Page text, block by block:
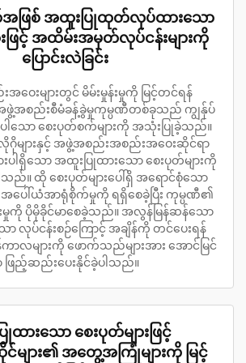
ဖြစ် အထူးပြုထုတ်လုပ်ထားသော
ဖြင့် အထိမ်းအမှတ်လုပ်ငန်းများကို
ပြောင်းလဲခြင်း
ဝေးများတွင် မိမ်းမှုန်းမှုကို မြင့်တင်ရန်
ဖွဲ့အစည်းစီမံခန့်ခွဲမှုကုမ္ပဏီတစ်ခုသည် ကျွန်ုပ်
ပါသော စေးပုတ်စက်များကို အသုံးပြုခဲ့သည်။
ျားနှင့် အဖွဲ့အစည်းအစည်းအဝေးဆိုင်ရာ
းပါရှိသော အထူးပြုထားသော စေးပုတ်များကို
။ ထို စေးပုတ်များပေါ်ရှိ အရောင်စုံသော
အပေါ်ယံအာရုံစိုက်မှုကို ရရှိစေခဲ့ပြီး ကုမ္ပဏီ၏
ကို ပိုမိုခိုင်မာစေခဲ့သည်။ အလွန်မြန်ဆန်သော
လုပ်ငန်းစဉ်ကြောင့် အချိန်ကို တင်ပေးရန်
လများကို ဖောက်သည်များအား အောင်မြင်
ဖြည့်ဆည်းပေးနိုင်ခဲ့ပါသည်။
ထားသော စေးပုတ်များဖြင့်
များ၏ အတွေ့အကြုံများကို မြင့်